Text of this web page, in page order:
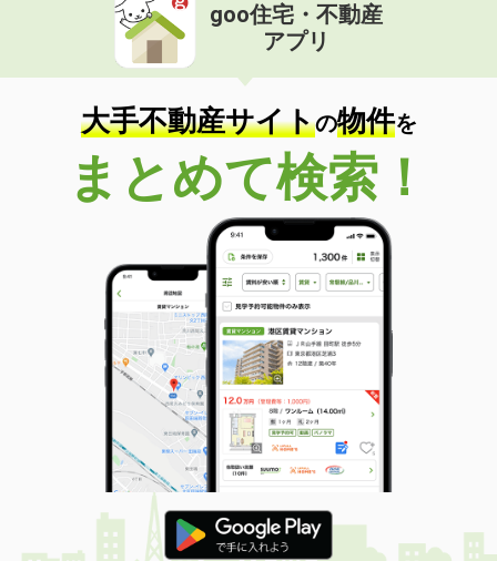
goo住宅・不動産
アプリ
大手不動産サイトの物件を
まとめて検索！